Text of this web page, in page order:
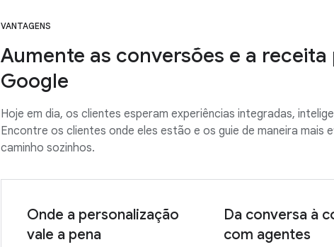
VANTAGENS
Aumente as conversões e a
Google
Hoje em dia, os clientes esperam experiências integradas,
Encontre os clientes onde eles estão e os guie de maneira
caminho sozinhos.
Onde a personalização
vale a pena
Da conversa à
com agentes